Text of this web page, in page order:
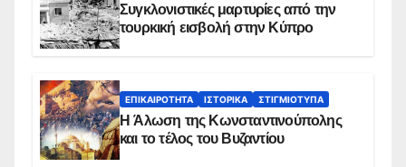
Συγκλονιστικές μαρτυρίες από την
τουρκική εισβολή στην Κύπρο
ΕΠΙΚΑΙΡΌΤΗΤΑ ΙΣΤΟΡΙΚΆ ΣΤΙΓΜΙΌΤΥΠΑ
Η Άλωση της Κωνσταντινούπολης
και το τέλος του Βυζαντίου